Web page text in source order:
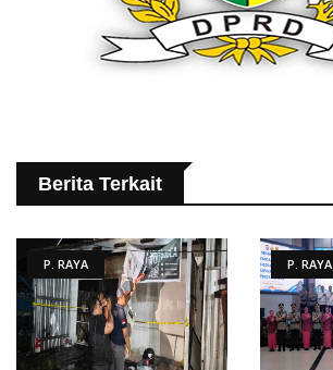
Berita Terkait
P. RAYA P. RAYA